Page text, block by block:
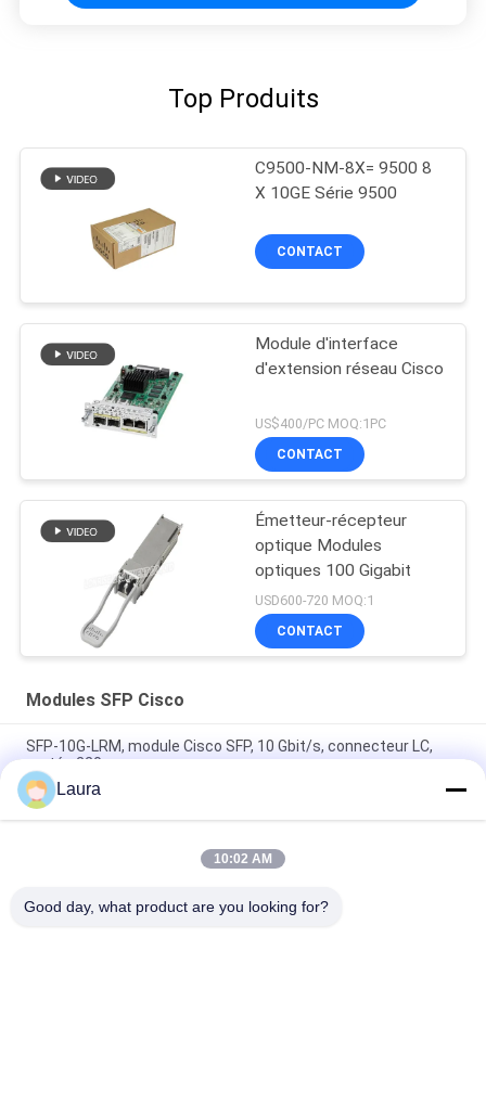
Top Produits
C9500-NM-8X= 9500 8
X 10GE Série 9500
CONTACT
Module d'interface
d'extension réseau Cisco
US$400/PC MOQ:1PC
CONTACT
Émetteur-récepteur
optique Modules
optiques 100 Gigabit
USD600-720 MOQ:1
CONTACT
Modules SFP Cisco
SFP-10G-LRM, module Cisco SFP, 10 Gbit/s, connecteur LC,
portée 220 m
Module SFP+ compatible Cisco SFP-10G-SR | Émetteur-
récepteur MMF 10GBASE-SR 850 nm
SFP-10G-SR-S, émetteur-récepteur Cisco SFP+, 10 Gbit/s/850
Laura
10:02 AM
Good day, what product are you looking for?